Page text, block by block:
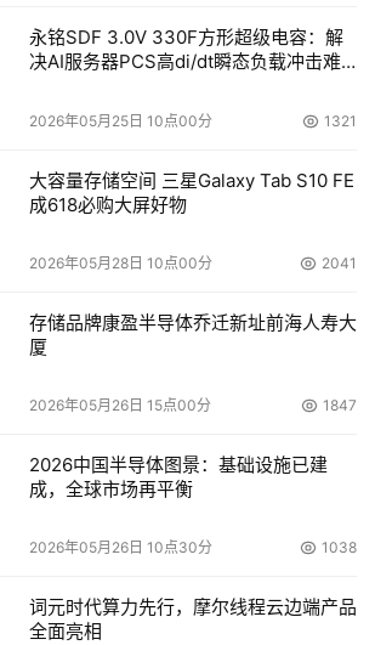
永铭SDF 3.0V 330F方形超级电容：解
决AI服务器PCS高di/dt瞬态负载冲击难
2026年05月25日 10点00分 1321
大容量存储空间 三星Galaxy Tab S10 FE
成618必购大屏好物
2026年05月28日 10点00分 2041
存储品牌康盈半导体乔迁新址前海人寿大
厦
2026年05月26日 15点00分 1847
2026中国半导体图景：基础设施已建
成，全球市场再平衡
2026年05月26日 10点30分 1038
词元时代算力先行，摩尔线程云边端产品
全面亮相